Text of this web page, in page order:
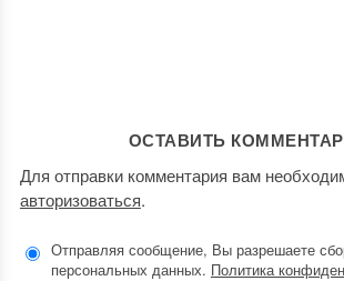
ОСТАВИТЬ
Для отправки комментария вам
авторизоваться.
Отправляя сообщение, Вы разрешаете
персональных данных. Политика